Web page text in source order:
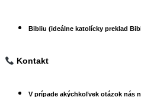
Bibliu (ideálne katolícky preklad
Kontakt
V prípade akýchkoľvek otázok nás